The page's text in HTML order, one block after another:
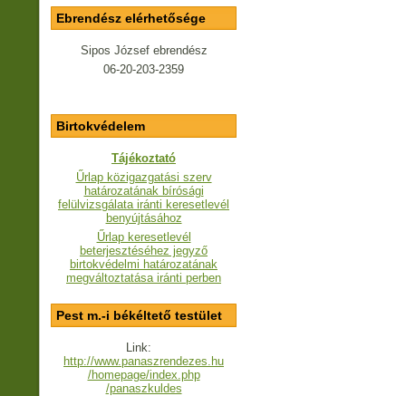
Ebrendész elérhetősége
Sipos József ebrendész
06-20-203-2359
Birtokvédelem
Tájékoztató
Űrlap közigazgatási szerv
határozatának bírósági
felülvizsgálata iránti keresetlevél
benyújtásához
Űrlap keresetlevél
beterjesztéséhez jegyző
birtokvédelmi határozatának
megváltoztatása iránti perben
Pest m.-i békéltető testület
Link:
http://www.panaszrendezes.hu
/homepage/index.php
/panaszkuldes